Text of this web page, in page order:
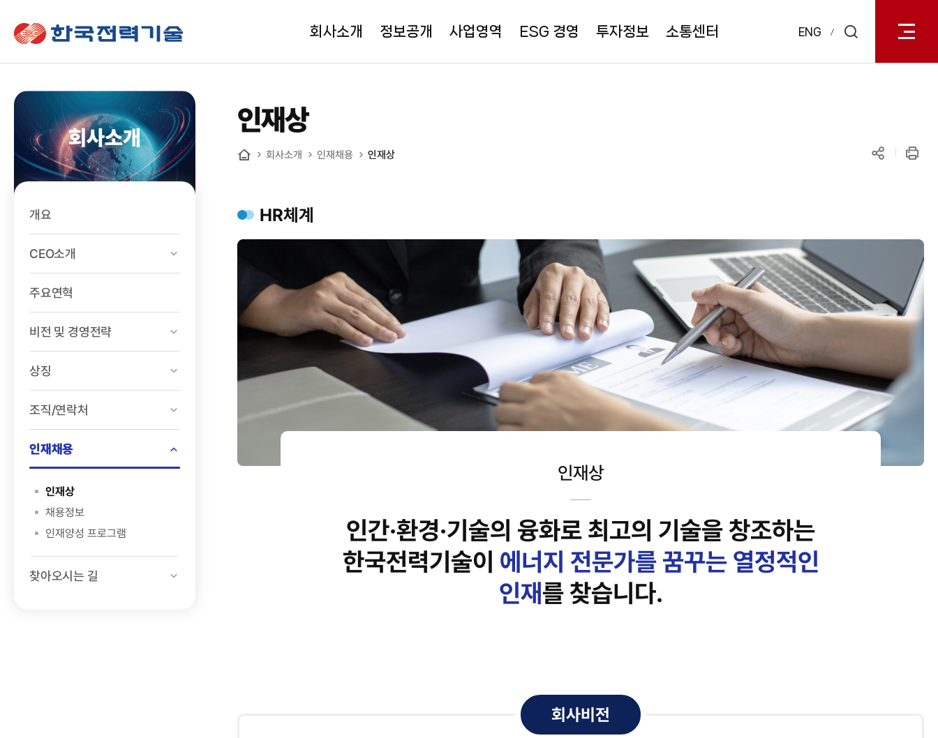
한국전력기술
회사소개 정보공개 사업영역 ESG 경영 투자정보 소통센터 ENG
열기
회사소개
개요
CEO소개
주요연혁
비전 및 경영전략
상징
조직/연락처
인재채용
인재상
채용정보
인재양성 프로그램
찾아오시는 길
인재상
회사소개 인재채용 인재상
HR체계
인재상
인간·환경·기술의 융화로 최고의 기술을 창조하는
한국전력기술이 에너지 전문가를 꿈꾸는 열정적인
인재를 찾습니다.
회사비전